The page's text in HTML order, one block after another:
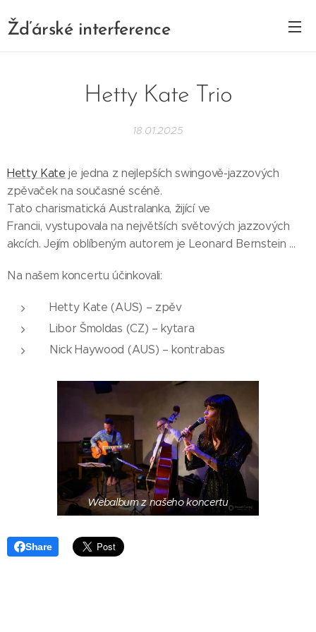
Žďárské interference
Hetty Kate Trio
18.01.2025
Hetty Kate je jedna z nejlepších swingově-jazzových
zpěvaček na současné scéně.
Tato charismatická Australanka, žijící ve
Francii, vystupovala na největších světových jazzových
akcích. Jejím oblíbeným autorem je Leonard Bernstein …
Na našem koncertu účinkovali:
Hetty Kate (AUS) – zpěv
Libor Šmoldas (CZ) – kytara
Nick Haywood (AUS) – kontrabas
Webalbum z našeho koncertu
Share